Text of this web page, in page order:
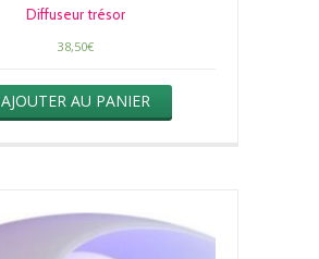
Diffuseur trésor
38,50€
AJOUTER AU PANIER